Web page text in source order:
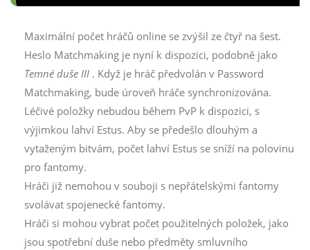
Maximální počet hráčů online se zvýšil ze čtyř na šest.
Heslo Matchmaking je nyní k dispozici, podobně jako
Temné duše III . Když je hráč předvolán v Password
Matchmaking, bude úroveň hráče synchronizována.
Léčivé položky nebudou během PvP k dispozici, s
výjimkou lahví Estus. Aby se předešlo dlouhým a
vytaženým bitvám, počet lahví Estus se sníží na polovinu
pro fantomy.
Hráči již nemohou v souboji s nepřátelskými fantomy
svolávat spojenecké fantomy.
Hráči si mohou vybrat počet použitelných položek, jako
jsou spotřební duše nebo předměty smluvního